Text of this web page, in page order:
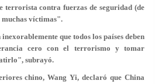
terrorista contra fuerzas de seguridad (de
muchas víctimas".
que todos los países deben
cero con el terrorismo y tomar
subrayó.
chino, Wang Yi, declaró que China